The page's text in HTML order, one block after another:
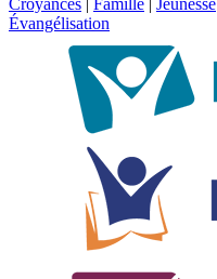
Évangélisation